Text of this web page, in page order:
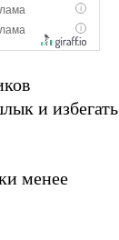
и избегать
менее